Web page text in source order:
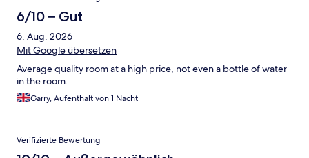
6/10 – Gut
6. Aug. 2026
Mit Google übersetzen
Average quality room at a high price, not even a bottle of water
in the room.
Garry, Aufenthalt von 1 Nacht
Verifizierte Bewertung